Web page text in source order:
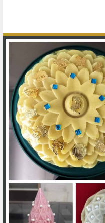
महाकाली
विध्न टाले
नयरी
तव वरत्यो
घरे घरे हरख
धवल मंगल
अनंत गुण छे
कहेतां
दिन दिन
ऋद्धि कीर्ति